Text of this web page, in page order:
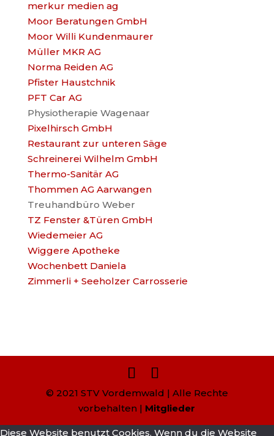
merkur medien ag
Moor Beratungen GmbH
Moor Willi Kundenmaurer
Müller MKR AG
Norma Reiden AG
Pfister Haustchnik
PFT Car AG
Physiotherapie Wagenaar
Pixelhirsch GmbH
Restaurant zur unteren Säge
Schreinerei Wilhelm GmbH
Thermo-Sanitär AG
Thommen AG Aarwangen
Treuhandbüro Weber
TZ Fenster &Türen GmbH
Wiedemeier AG
Wiggere Apotheke
Wochenbett Daniela
Zimmerli + Seeholzer Carrosserie
© 2021 STV Vordemwald | Alle Rechte
vorbehalten | Mitglieder
Diese Website benutzt Cookies. Wenn du die Website